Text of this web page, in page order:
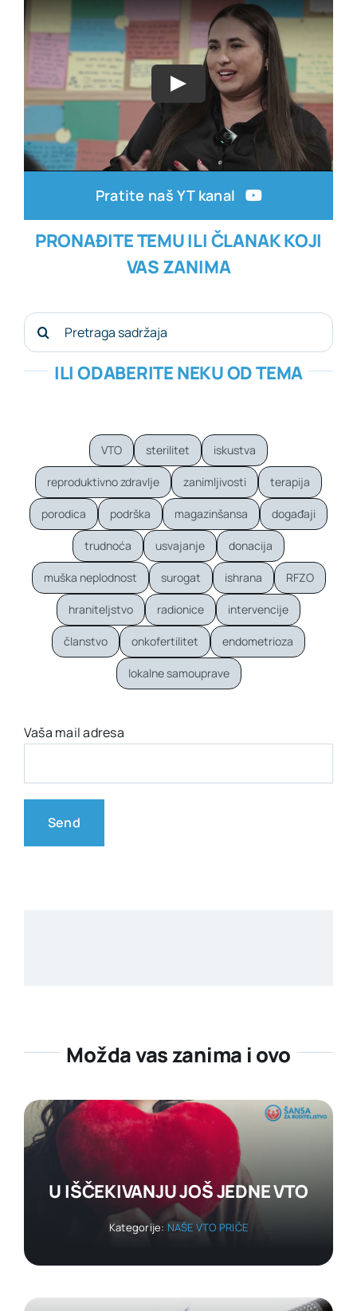
Pratite naš YT kanal
PRONAĐITE TEMU ILI ČLANAK KOJI
VAS ZANIMA
Search
for:
ILI ODABERITE NEKU OD TEMA
VTO sterilitet iskustva
reproduktivno zdravlje zanimljivosti terapija
porodica podrška magazinšansa događaji
trudnoća usvajanje donacija
muška neplodnost surogat ishrana RFZO
hraniteljstvo radionice intervencije
članstvo onkofertilitet endometrioza
lokalne samouprave
Vaša mail adresa
Možda vas zanima i ovo
U IŠČEKIVANJU JOŠ JEDNE VTO
Kategorije: NAŠE VTO PRIČE